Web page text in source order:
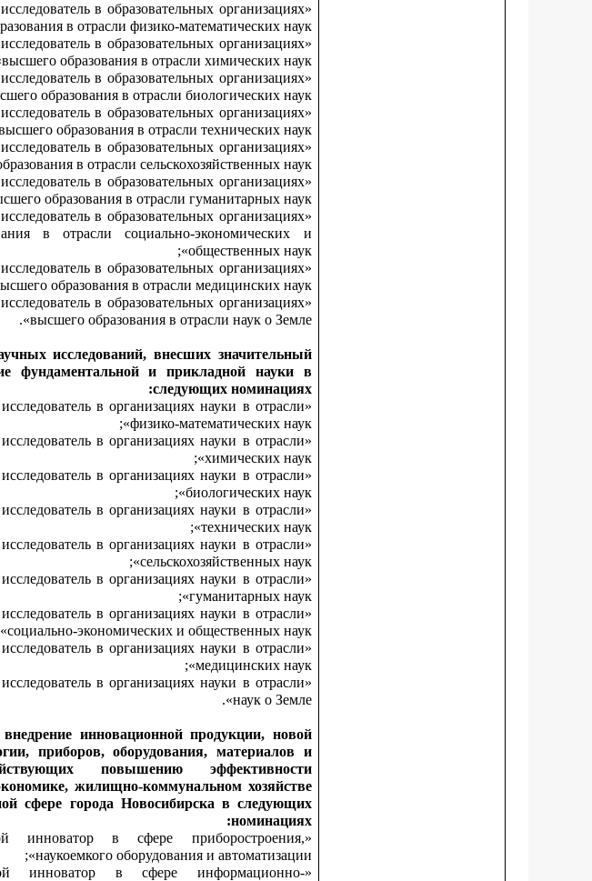
в образовательных организациях
в отрасли физико-математических наук»;
в образовательных организациях
высшего образования в отрасли химических наук»;
в образовательных организациях
образования в отрасли биологических наук»;
в образовательных организациях
образования в отрасли технических наук»;
в образовательных организациях
в отрасли сельскохозяйственных наук»;
в образовательных организациях
образования в отрасли гуманитарных наук»;
в образовательных организациях
в отрасли социально-экономических и
общественных наук»;
в образовательных организациях
образования в отрасли медицинских наук»;
в образовательных организациях
высшего образования в отрасли наук о Земле».
исследований, внесших значительный
фундаментальной и прикладной науки в
следующих номинациях:
в организациях науки в отрасли
физико-математических наук»;
в организациях науки в отрасли
химических наук»;
в организациях науки в отрасли
биологических наук»;
в организациях науки в отрасли
технических наук»;
в организациях науки в отрасли
сельскохозяйственных наук»;
в организациях науки в отрасли
гуманитарных наук»;
в организациях науки в отрасли
социально-экономических и общественных наук»;
в организациях науки в отрасли
медицинских наук»;
в организациях науки в отрасли
наук о Земле».
инновационной продукции, новой
приборов, оборудования, материалов и
повышению эффективности
жилищно-коммунальном хозяйстве
сфере города Новосибирска в следующих
номинациях:
инноватор в сфере приборостроения,
наукоемкого оборудования и автоматизации»;
инноватор в сфере информационно-